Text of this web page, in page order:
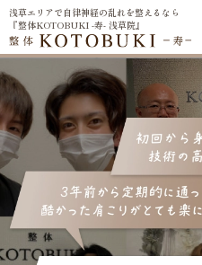
浅草エリアで自律神経の乱れを整えるなら
『整体KOTOBUKI -寿- 浅草院』